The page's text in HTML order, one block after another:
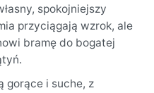
spokojniejszy
przyciągają wzrok, ale
bramę do bogatej
gorące i suche, z